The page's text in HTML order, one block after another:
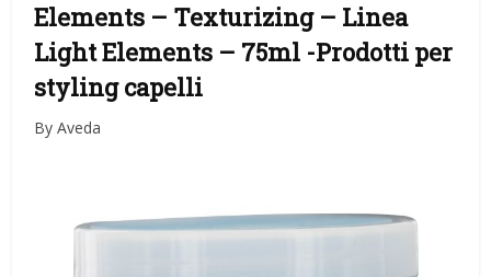
Elements – Texturizing – Linea
Light Elements – 75ml -Prodotti per
styling capelli
By Aveda